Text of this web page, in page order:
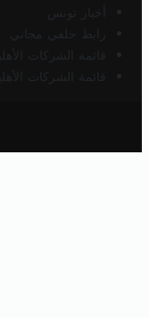
أخبار تونس
رابط خلفي مجاني
قائمة الشركات
قائمة الشركات